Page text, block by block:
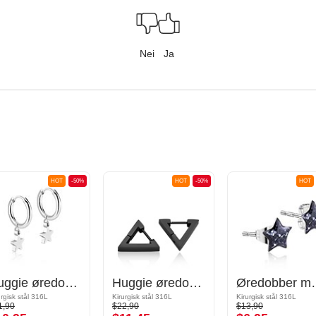
Nei Ja
-50%
HOT
Huggie øredobber
stål 316L
-50%
HOT
Huggie øredobber
Kirurgisk stål 316L
$22,90
HOT
Kirurgisk stål 316L
$13,90